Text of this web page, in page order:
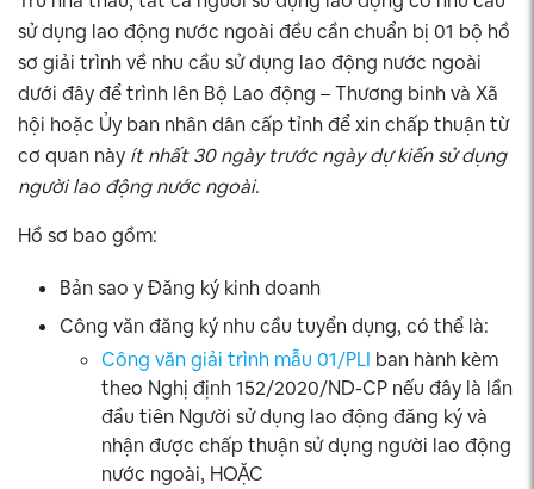
sử dụng lao động nước ngoài đều cần chuẩn bị 01 bộ hồ
sơ giải trình về nhu cầu sử dụng lao động nước ngoài
dưới đây để trình lên Bộ Lao động – Thương binh và Xã
hội hoặc Ủy ban nhân dân cấp tỉnh để xin chấp thuận từ
cơ quan này ít nhất 30 ngày trước ngày dự kiến sử dụng
người lao động nước ngoài.
Hồ sơ bao gồm:
Bản sao y Đăng ký kinh doanh
Công văn đăng ký nhu cầu tuyển dụng, có thể là:
Công văn giải trình mẫu 01/PLI ban hành kèm
theo Nghị định 152/2020/ND-CP nếu đây là lần
đầu tiên Người sử dụng lao động đăng ký và
nhận được chấp thuận sử dụng người lao động
nước ngoài, HOẶC